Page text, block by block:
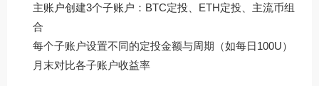
主账户创建3个子账户：BTC定投、ETH定投、主流币组
合
每个子账户设置不同的定投金额与周期（如每日100U）
月末对比各子账户收益率